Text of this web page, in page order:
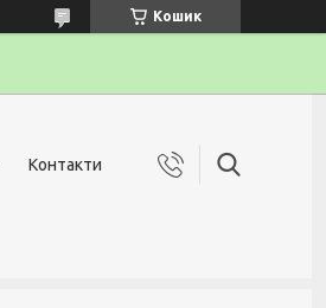
Кошик
Контакти